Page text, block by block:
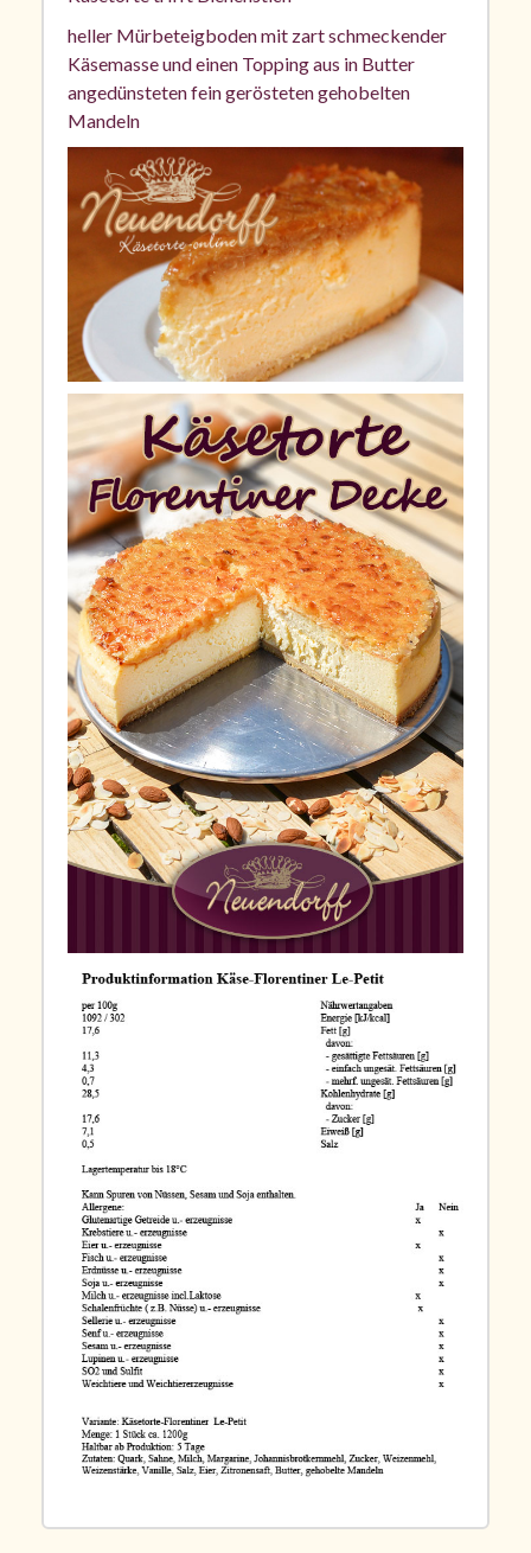
heller Mürbeteigboden mit zart schmeckender
Käsemasse und einen Topping aus in Butter
angedünsteten fein gerösteten gehobelten
Mandeln